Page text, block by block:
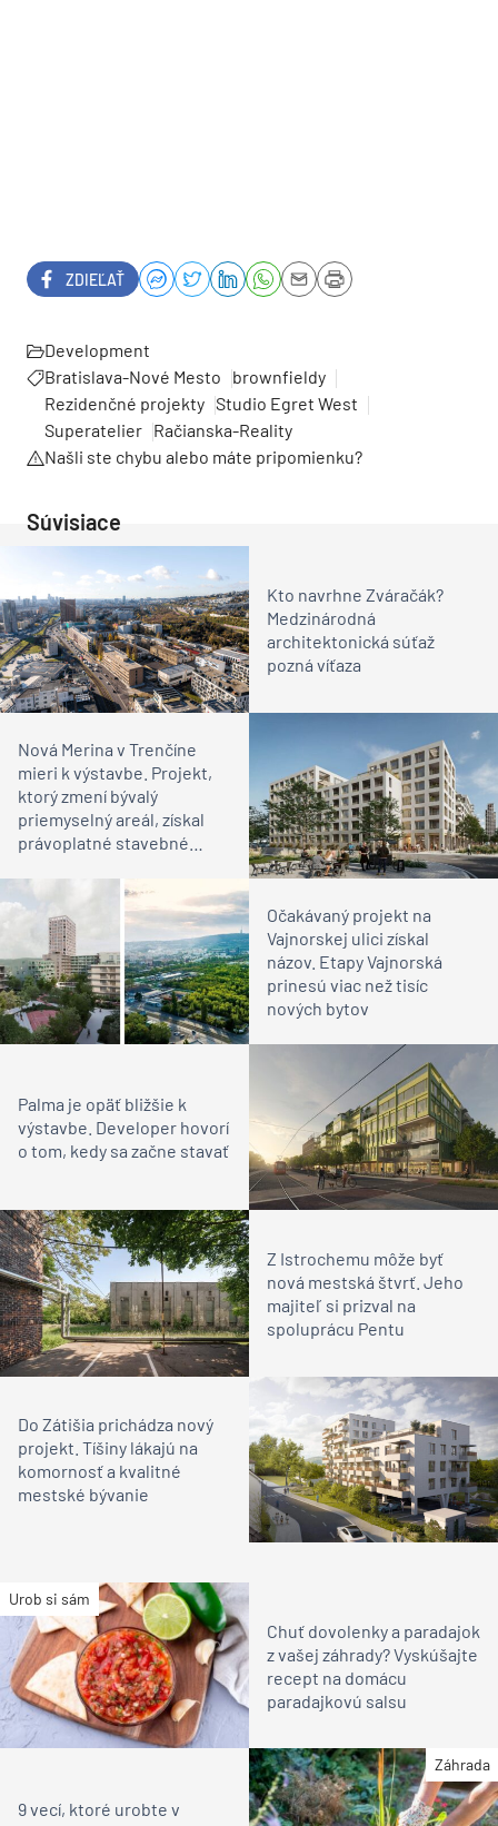
ZDIEĽAŤ
Development
Bratislava-Nové Mesto
brownfieldy
Rezidenčné projekty Studio Egret West
Superatelier Račianska-Reality
Našli ste chybu alebo máte pripomienku?
Súvisiace
Kto navrhne Zváračák?
Medzinárodná
architektonická súťaž
pozná víťaza
Nová Merina v Trenčíne
mieri k výstavbe. Projekt,
ktorý zmení bývalý
priemyselný areál, získal
právoplatné stavebné
Očakávaný projekt na
Vajnorskej ulici získal
názov. Etapy Vajnorská
prinesú viac než tisíc
nových bytov
Palma je opäť bližšie k
výstavbe. Developer hovorí
o tom, kedy sa začne stavať
Z Istrochemu môže byť
nová mestská štvrť. Jeho
majiteľ si prizval na
spoluprácu Pentu
Do Zátišia prichádza nový
projekt. Tíšiny lákajú na
komornosť a kvalitné
mestské bývanie
Urob si sám
Chuť dovolenky a paradajok
z vašej záhrady? Vyskúšajte
recept na domácu
paradajkovú salsu
Záhrada
9 vecí, ktoré urobte v